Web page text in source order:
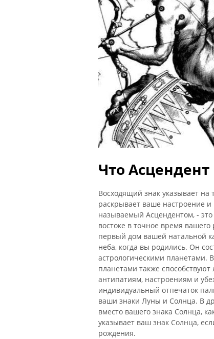
Что
Восходящий знак указывает на
раскрывает ваше настроение
называемый Асцендентом, - это
востоке в точное время
первый дом вашей натальной
неба, когда вы родились. Он
астрологическими планетами.
планетами также
антипатиям, настроениям и
индивидуальный отпечаток
ваши знаки Луны и Солнца. В
вместо вашего знака Солнца,
указывает ваш знак Солнца,
рождения.